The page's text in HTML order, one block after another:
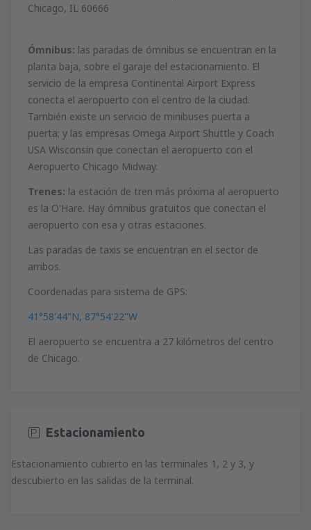
Chicago, IL 60666
Ómnibus: las paradas de ómnibus se encuentran en la
planta baja, sobre el garaje del estacionamiento. El
servicio de la empresa Continental Airport Express
conecta el aeropuerto con el centro de la ciudad.
También existe un servicio de minibuses puerta a
puerta; y las empresas Omega Airport Shuttle y Coach
USA Wisconsin que conectan el aeropuerto con el
Aeropuerto Chicago Midway.
Trenes: la estación de tren más próxima al aeropuerto
es la O'Hare. Hay ómnibus gratuitos que conectan el
aeropuerto con esa y otras estaciones.
Las paradas de taxis se encuentran en el sector de
arribos.
Coordenadas para sistema de GPS:
41°58'44"N, 87°54'22"W
El aeropuerto se encuentra a 27 kilómetros del centro
de Chicago.
Estacionamiento
Estacionamiento cubierto en las terminales 1, 2 y 3, y
descubierto en las salidas de la terminal.